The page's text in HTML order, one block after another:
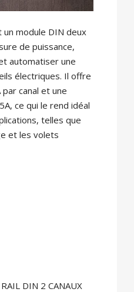
un module DIN deux
de puissance,
automatiser une
électriques. Il offre
canal et une
ce qui le rend idéal
telles que
et les volets
DIN 2 CANAUX